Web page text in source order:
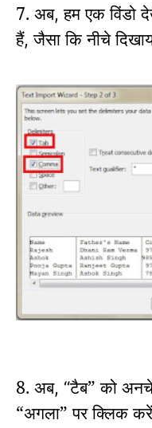
7. अब,हम एक विंडो
हैं,जैसा कि नीचे
8. अब, “टैब” को
“अगला” पर क्लिक